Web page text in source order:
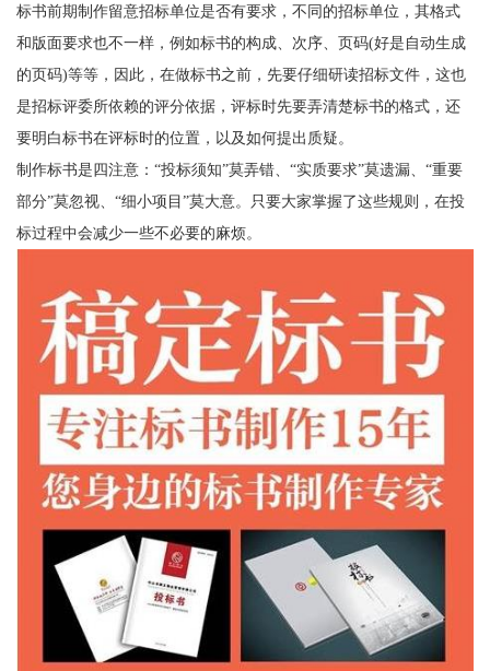
标书前期制作留意招标单位是否有要求，不同的招标单位，其格式
和版面要求也不一样，例如标书的构成、次序、页码(好是自动生成
的页码)等等，因此，在做标书之前，先要仔细研读招标文件，这也
是招标评委所依赖的评分依据，评标时先要弄清楚标书的格式，还
要明白标书在评标时的位置，以及如何提出质疑。
制作标书是四注意：“投标须知”莫弄错、“实质要求”莫遗漏、“重要
部分”莫忽视、“细小项目”莫大意。只要大家掌握了这些规则，在投
标过程中会减少一些不必要的麻烦。